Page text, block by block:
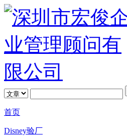
首页
Disney验厂